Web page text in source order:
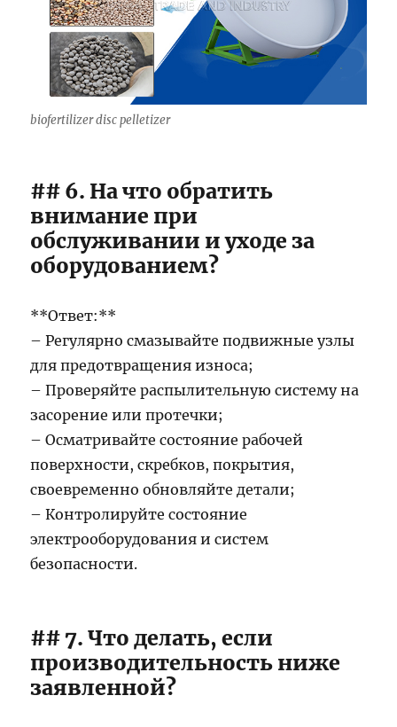
biofertilizer disc pelletizer
## 6. На что обратить
внимание при
обслуживании и уходе за
оборудованием?
**Ответ:**
– Регулярно смазывайте подвижные узлы
для предотвращения износа;
– Проверяйте распылительную систему на
засорение или протечки;
– Осматривайте состояние рабочей
поверхности, скребков, покрытия,
своевременно обновляйте детали;
– Контролируйте состояние
электрооборудования и систем
безопасности.
## 7. Что делать, если
производительность ниже
заявленной?